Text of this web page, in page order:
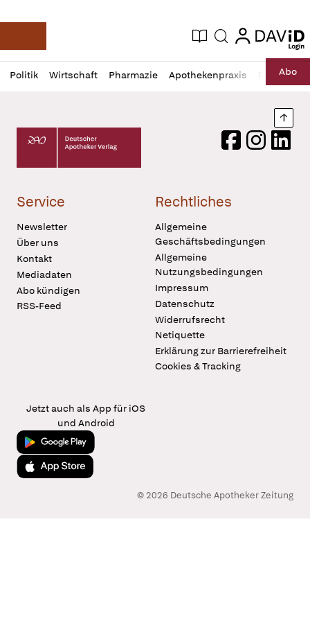
Deutsche Apotheker Zeitung
Aktuelle Ausgabe
Suche login
login
Politik Wirtschaft Pharmazie Apothekenpraxis RechtAbo
Profil
öffnen
Daz
Pur
Deutscher Apotheker Verlag Logo
FacebookInstagram
Service
Newsletter
Über uns
Kontakt
Mediadaten
Abo kündigen
RSS-Feed
Rechtliches
Allgemeine
Geschäftsbedingungen
Allgemeine
Nutzungsbedingungen
Impressum
Datenschutz
Widerrufsrecht
Netiquette
Erklärung zur Barrierefreiheit
Cookies & Tracking
Jetzt auch als App für iOS
und Android
Jetzt bei Google Play
Laden im App Store
© 2026 Deutsche Apotheker Zeitung